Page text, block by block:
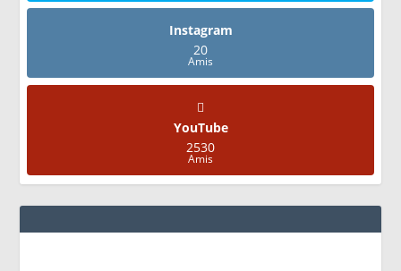
Instagram
20
Amis
YouTube
2530
Amis